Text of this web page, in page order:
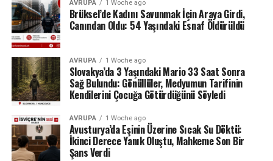
yazında su seviyesi ciddi şekilde gerilemişti.
Ren Şelalesi’ndeki son durum ise İsviçre’de devam eden
yağış eksikliğinin nehir ve göller üzerindeki etkisini
gözler önüne seriyor.
Kaynak: BAFU / BRK News
AVRUPA 1 Woche ago
Brüksel’de Kadını Savunmak İçin Araya Girdi,
Canından Oldu: 54 Yaşındaki Esnaf Öldürüldü
AVRUPA 1 Woche ago
Slovakya’da 3 Yaşındaki Mario 33 Saat Sonra
Sağ Bulundu: Gönüllüler, Medyumun Tarifinin
Kendilerini Çocuğa Götürdüğünü Söyledi
AVRUPA 1 Woche ago
Avusturya’da Eşinin Üzerine Sıcak Su Döktü:
İkinci Derece Yanık Oluştu, Mahkeme Son Bir
Şans Verdi